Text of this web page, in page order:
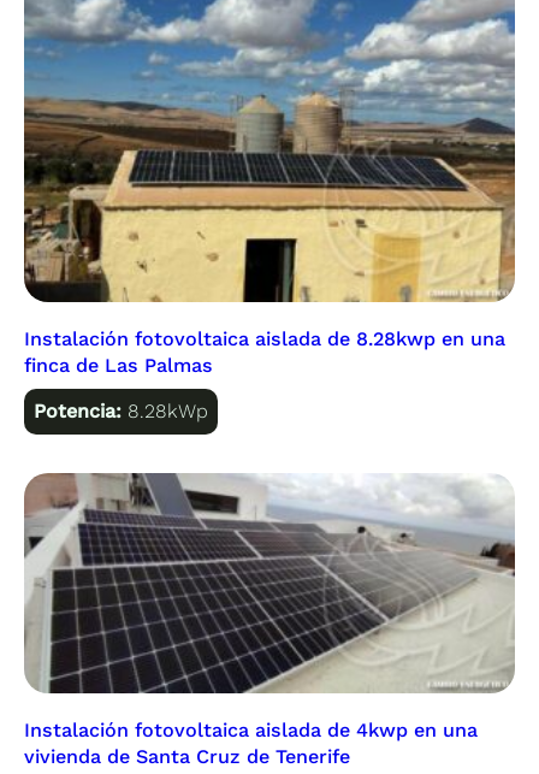
Instalación fotovoltaica aislada de 8.28kwp en una
finca de Las Palmas
Potencia: 8.28kWp
Instalación fotovoltaica aislada de 4kwp en una
vivienda de Santa Cruz de Tenerife